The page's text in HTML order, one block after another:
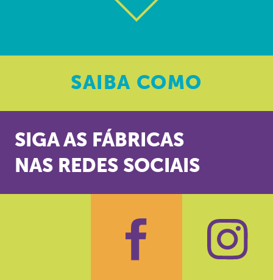
SAIBA COMO
SIGA AS FÁBRICAS
NAS REDES SOCIAIS